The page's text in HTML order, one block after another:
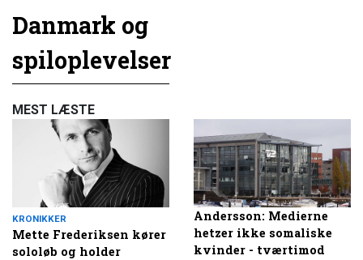
Danmark og
spiloplevelser
MEST LÆSTE
KRONIKKER
Mette Frederiksen kører
sololøb og holder
Andersson: Medierne
hetzer ikke somaliske
kvinder - tværtimod